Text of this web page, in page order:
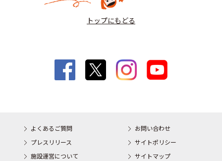
トップにもどる
よくあるご質問
お問い合わせ
プレスリリース
サイトポリシー
施設運営について
サイトマップ